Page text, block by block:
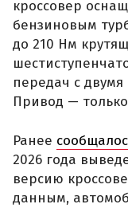
кроссовер
бензиновым
до 210 Нм
передач с
Привод —
Ранее
2026 года
версию
данным,